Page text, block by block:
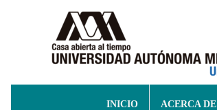
INICIO ACERCA DE